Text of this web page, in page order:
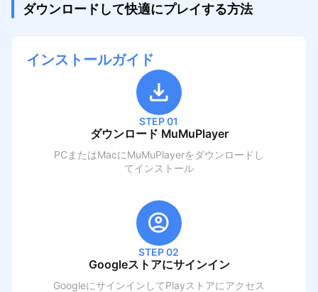
ダウンロードして快適にプレイする方法
インストールガイド
STEP 01
ダウンロード MuMuPlayer
PCまたはMacにMuMuPlayerをダウンロードし
てインストール
STEP 02
Googleストアにサインイン
GoogleにサインインしてPlayストアにアクセス